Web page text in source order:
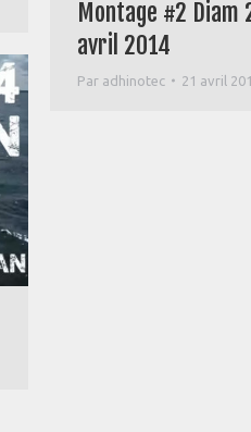
Montage #2
avril 2014
Par adhinotec 21 avril